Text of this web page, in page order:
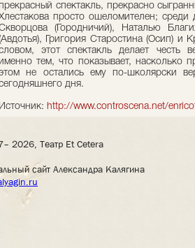
спектакль, прекрасно
просто ошеломителен; среди
(Городничий), Наталью
Григория Старостина (Осип) и
этот спектакль делает честь
тем, что показывает, насколько
не остались ему по-школярски
дня.
Источник: http://www.controscena.net/
2026, Театр Et Cetera
сайт Александра Калягина